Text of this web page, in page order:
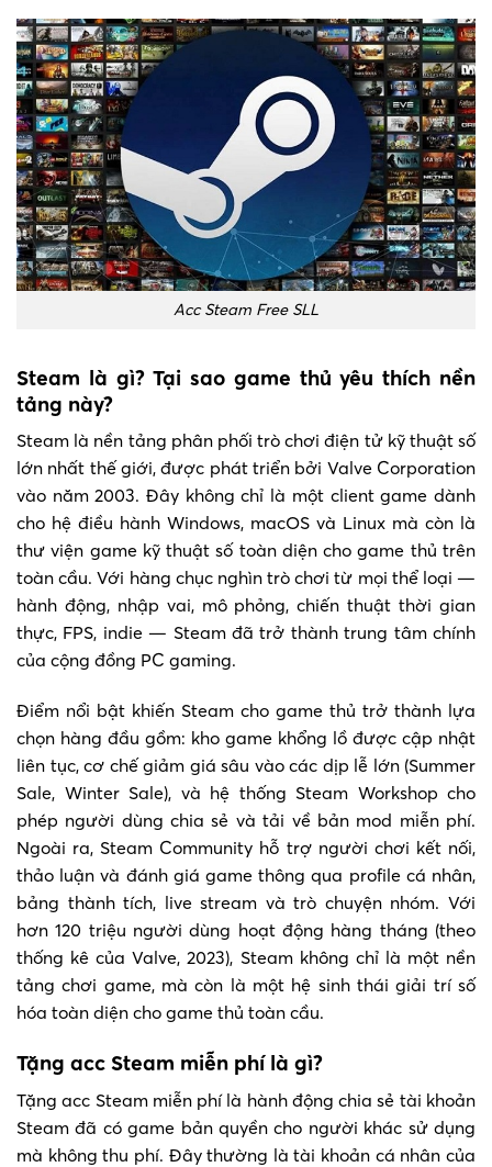
Acc Steam Free SLL
Steam là gì? Tại sao game thủ yêu thích nền
tảng này?
Steam là nền tảng phân phối trò chơi điện tử kỹ thuật số
lớn nhất thế giới, được phát triển bởi Valve Corporation
vào năm 2003. Đây không chỉ là một client game dành
cho hệ điều hành Windows, macOS và Linux mà còn là
thư viện game kỹ thuật số toàn diện cho game thủ trên
toàn cầu. Với hàng chục nghìn trò chơi từ mọi thể loại —
hành động, nhập vai, mô phỏng, chiến thuật thời gian
thực, FPS, indie — Steam đã trở thành trung tâm chính
của cộng đồng PC gaming.
Điểm nổi bật khiến Steam cho game thủ trở thành lựa
chọn hàng đầu gồm: kho game khổng lồ được cập nhật
liên tục, cơ chế giảm giá sâu vào các dịp lễ lớn (Summer
Sale, Winter Sale), và hệ thống Steam Workshop cho
phép người dùng chia sẻ và tải về bản mod miễn phí.
Ngoài ra, Steam Community hỗ trợ người chơi kết nối,
thảo luận và đánh giá game thông qua profile cá nhân,
bảng thành tích, live stream và trò chuyện nhóm. Với
hơn 120 triệu người dùng hoạt động hàng tháng (theo
thống kê của Valve, 2023), Steam không chỉ là một nền
tảng chơi game, mà còn là một hệ sinh thái giải trí số
hóa toàn diện cho game thủ toàn cầu.
Tặng acc Steam miễn phí là gì?
Tặng acc Steam miễn phí là hành động chia sẻ tài khoản
Steam đã có game bản quyền cho người khác sử dụng
mà không thu phí. Đây thường là tài khoản cá nhân của